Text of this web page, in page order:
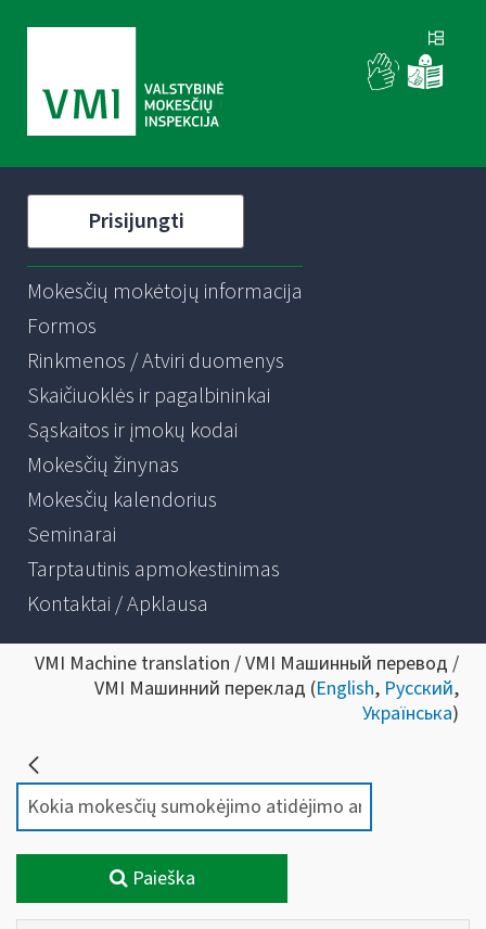
Prisijungti
Mokesčių mokėtojų informacija
Formos
Rinkmenos / Atviri duomenys
Skaičiuoklės ir pagalbininkai
Sąskaitos ir įmokų kodai
Mokesčių žinynas
Mokesčių kalendorius
Seminarai
Tarptautinis apmokestinimas
Kontaktai / Apklausa
VMI Machine translation / VMI Машинный перевод /
VMI Машинний переклад (English, Русский,
Українська)
Paieška